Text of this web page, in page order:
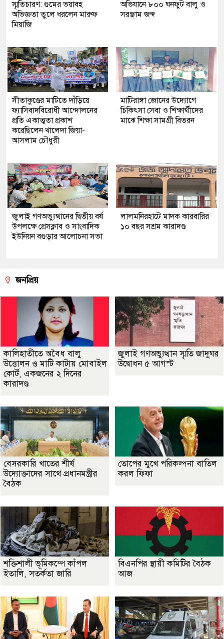
স্মৃতিচারণ: গুমের ভয়াবহ
অভিজ্ঞতা তুলে ধরলেন মারুফ
মিয়াজি
অভিযানে ৮০০ ঘনফুট বালু ও
সরঞ্জাম জব্দ
সীতাকুণ্ডের মাটিতে দাঁড়িয়ে
ফ্যাসিবাদবিরোধী আন্দোলনের
প্রতি একাত্মতা প্রকাশ
করেছিলেন খালেদা জিয়া-
আসলাম চৌধুরী
মাটিরাঙ্গা জোনের উদ্যোগে
চিকিৎসা সেবা ও শিক্ষার্থীদের
মাঝে শিক্ষা সামগ্রী বিতরন
জুলাই গণঅভ্যুত্থানের দ্বিতীয় বর্ষ
উপলক্ষে প্রেসক্লাব ও সাংবাদিক
ইউনিয়ন বগুড়ার আলোচনা সভা
লালমনিরহাটে মাদক কারবারির
১০ বছর সশ্রম কারাদণ্ড
জনপ্রিয়
কালিহাতীতে অবৈধ বালু
উত্তোলন ও মাটি কাটায় মোবাইল
কোর্ট, একজনের ২ দিনের
কারাদণ্ড
জুলাই গণঅভ্যুত্থান স্মৃতি জাদুঘর
উদ্বোধন ৫ আগস্ট
বেসরকারি খাতের শীর্ষ
উদ্যোক্তাদের সাথে প্রধানমন্ত্রীর
বৈঠক
তোপের মুখে পরিকল্পনা বাতিল
করল ফিফা
শক্তিশালী ভূমিকম্পে কাঁপল
ইতালি, সতর্কতা জারি
বিএনপির স্থায়ী কমিটির বৈঠক
আজ